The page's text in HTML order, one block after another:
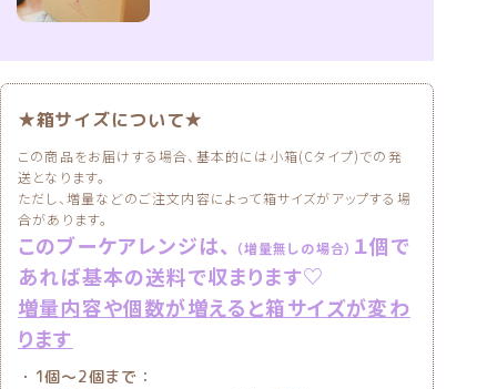
★箱サイズについて★
この商品をお届けする場合、基本的には小箱(Cタイプ)での発
送となります。
ただし、増量などのご注文内容によって箱サイズがアップする場
合があります。
このブーケアレンジは、 （増量無しの場合） １個で
あれば基本の送料で収まります♡
増量内容や個数が増えると箱サイズが変わ
ります
・1個〜2個まで：